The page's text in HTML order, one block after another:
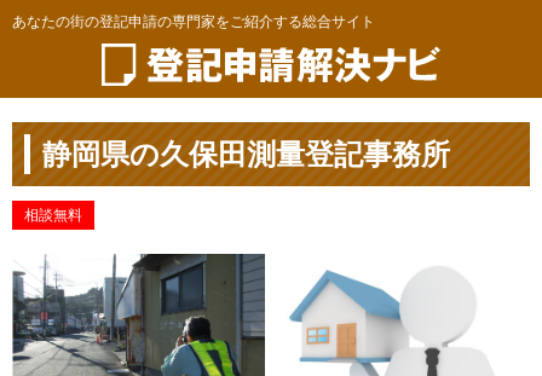
あなたの街の登記申請の専門家をご紹介する総合サイト
静岡県の久保田測量登記事務所
相談無料